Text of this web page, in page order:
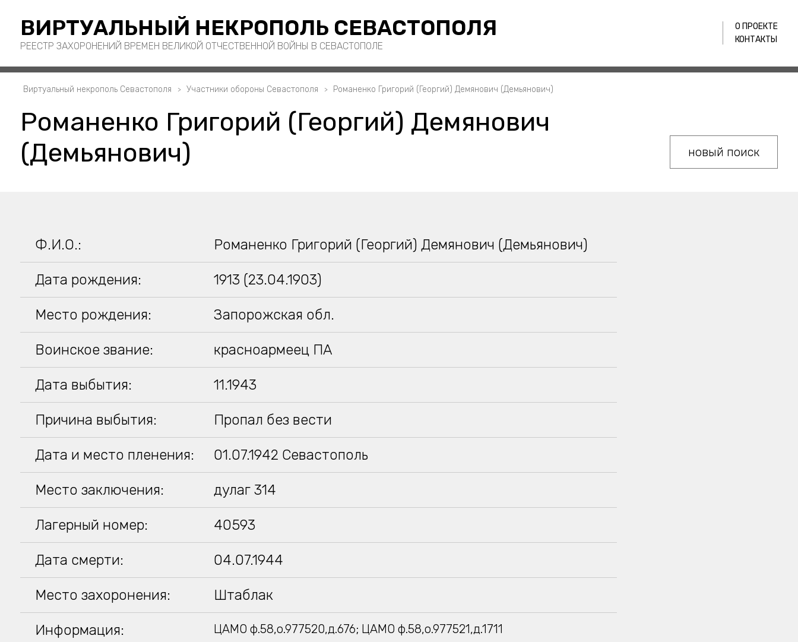
ВИРТУАЛЬНЫЙ НЕКРОПОЛЬ СЕВАСТОПОЛЯ
РЕЕСТР ЗАХОРОНЕНИЙ ВРЕМЕН ВЕЛИКОЙ ОТЧЕСТВЕННОЙ ВОЙНЫ В СЕВАСТОПОЛЕ
О ПРОЕКТЕ
КОНТАКТЫ
Виртуальный некрополь Севастополя Участники обороны Севастополя Романенко Григорий (Георгий) Демянович (Демьянович)
Романенко Григорий (Георгий) Демянович
(Демьянович)
новый поиск
Ф.И.О.: Романенко Григорий (Георгий) Демянович (Демьянович)
Дата рождения: 1913 (23.04.1903)
Место рождения: Запорожская обл.
Воинское звание: красноармеец ПА
Дата выбытия: 11.1943
Причина выбытия: Пропал без вести
Дата и место пленения: 01.07.1942 Севастополь
Место заключения: дулаг 314
Лагерный номер: 40593
Дата смерти: 04.07.1944
Место захоронения: Штаблак
Информация: ЦАМО ф.58,о.977520,д.676; ЦАМО ф.58,о.977521,д.1711